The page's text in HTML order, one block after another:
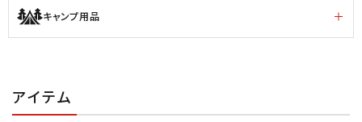
キャンプ用品
アイテム